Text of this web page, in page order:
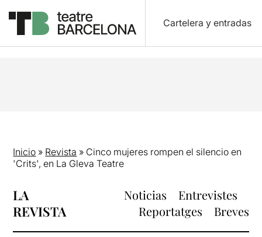
Cartelera y entradas
Inicio » Revista » Cinco mujeres rompen el silencio en
'Crits', en La Gleva Teatre
LA
REVISTA
Noticias
Entrevistes
Reportatges
Breves